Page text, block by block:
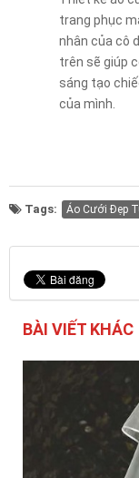
trang phục
nhân của cô
trên sẽ giúp
sáng tạo
của mình.
Tags: Áo Cưới Đẹp
BÀI VIẾT KHÁC